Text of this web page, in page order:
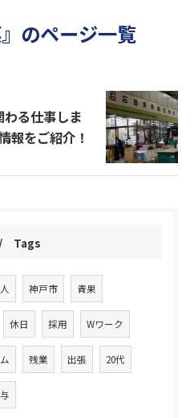
のページ一覧
わる仕事しま
報をご紹介！
Tags
神戸市 青果
休日 採用 Wワーク
残業 出張 20代